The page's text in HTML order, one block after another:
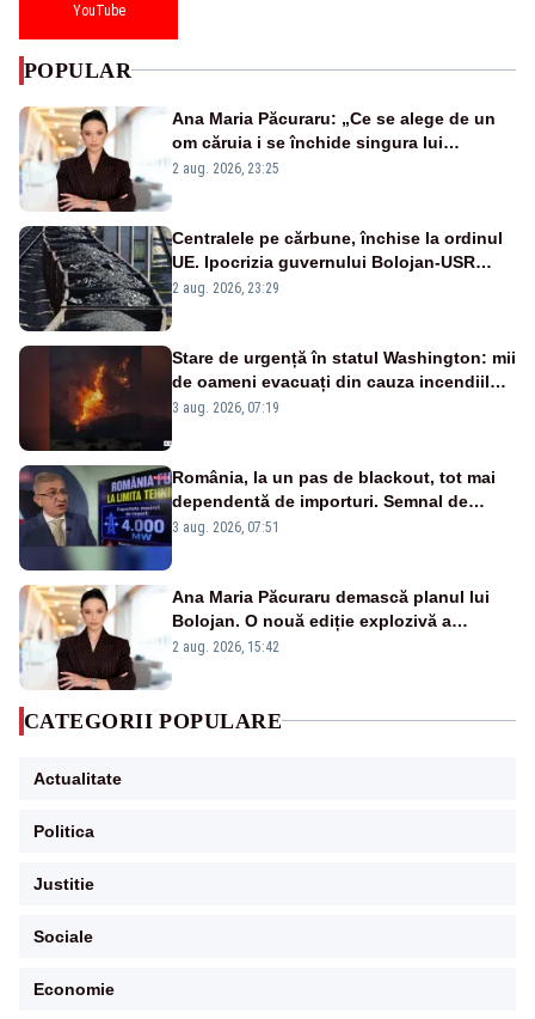
YouTube
POPULAR
Ana Maria Păcuraru: „Ce se alege de un
om căruia i se închide singura lui
portiță?”
2 aug. 2026, 23:25
Centralele pe cărbune, închise la ordinul
UE. Ipocrizia guvernului Bolojan-USR
după starea de alertă
2 aug. 2026, 23:29
Stare de urgență în statul Washington: mii
de oameni evacuați din cauza incendiilor
puternice de vegetație
3 aug. 2026, 07:19
România, la un pas de blackout, tot mai
dependentă de importuri. Semnal de
alarmă tras de un expert în energie
3 aug. 2026, 07:51
Ana Maria Păcuraru demască planul lui
Bolojan. O nouă ediție explozivă a
emisiunii „Miza Zilei” la Realitatea PLUS
2 aug. 2026, 15:42
CATEGORII POPULARE
Actualitate
Politica
Justitie
Sociale
Economie